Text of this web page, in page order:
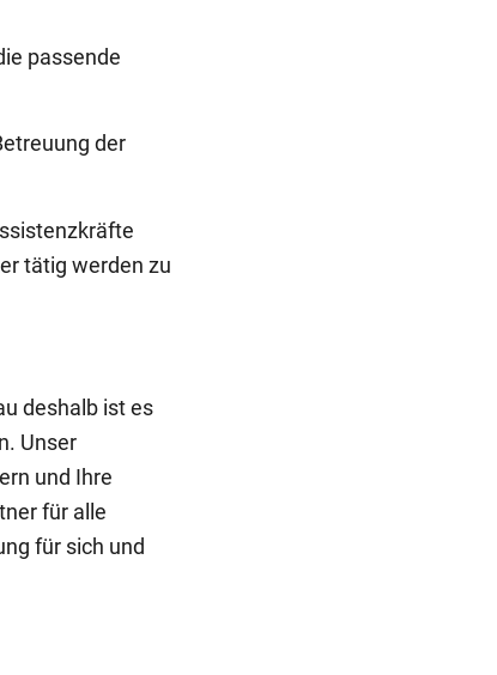
passende
der
tätig werden zu
deshalb ist es
Unser
und Ihre
für alle
für sich und